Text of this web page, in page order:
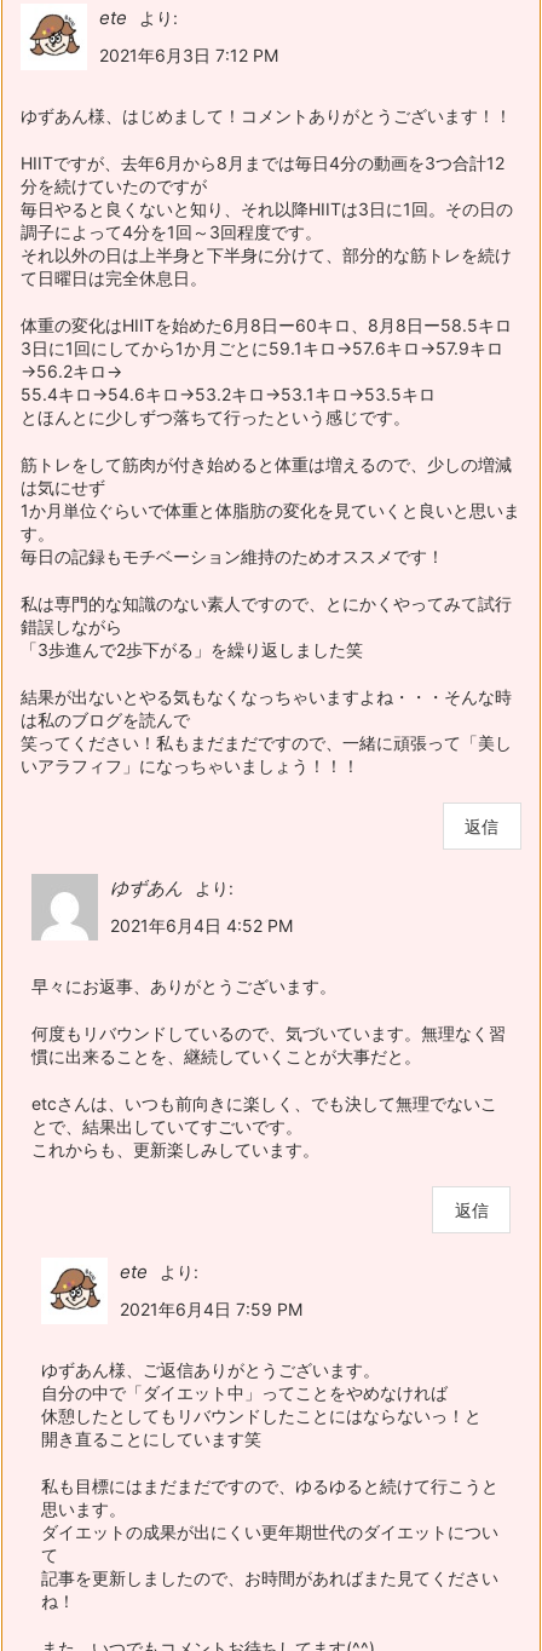
ete
より:
2021年6月3日 7:12 PM
ゆずあん様、はじめまして！コメントありがとうございます！！
HIITですが、去年6月から8月までは毎日4分の動画を3つ合計12
分を続けていたのですが
毎日やると良くないと知り、それ以降HIITは3日に1回。その日の
調子によって4分を1回～3回程度です。
それ以外の日は上半身と下半身に分けて、部分的な筋トレを続け
て日曜日は完全休息日。
体重の変化はHIITを始めた6月8日ー60キロ、8月8日ー58.5キロ
3日に1回にしてから1か月ごとに59.1キロ→57.6キロ→57.9キロ
→56.2キロ→
55.4キロ→54.6キロ→53.2キロ→53.1キロ→53.5キロ
とほんとに少しずつ落ちて行ったという感じです。
筋トレをして筋肉が付き始めると体重は増えるので、少しの増減
は気にせず
1か月単位ぐらいで体重と体脂肪の変化を見ていくと良いと思いま
す。
毎日の記録もモチベーション維持のためオススメです！
私は専門的な知識のない素人ですので、とにかくやってみて試行
錯誤しながら
「3歩進んで2歩下がる」を繰り返しました笑
結果が出ないとやる気もなくなっちゃいますよね・・・そんな時
は私のブログを読んで
笑ってください！私もまだまだですので、一緒に頑張って「美し
いアラフィフ」になっちゃいましょう！！！
返信
ゆずあん
より:
2021年6月4日 4:52 PM
早々にお返事、ありがとうございます。
何度もリバウンドしているので、気づいています。無理なく習
慣に出来ることを、継続していくことが大事だと。
etcさんは、いつも前向きに楽しく、でも決して無理でないこ
とで、結果出していてすごいです。
これからも、更新楽しみしています。
返信
ete
より:
2021年6月4日 7:59 PM
ゆずあん様、ご返信ありがとうございます。
自分の中で「ダイエット中」ってことをやめなければ
休憩したとしてもリバウンドしたことにはならないっ！と
開き直ることにしています笑
私も目標にはまだまだですので、ゆるゆると続けて行こうと
思います。
ダイエットの成果が出にくい更年期世代のダイエットについ
て
記事を更新しましたので、お時間があればまた見てください
ね！